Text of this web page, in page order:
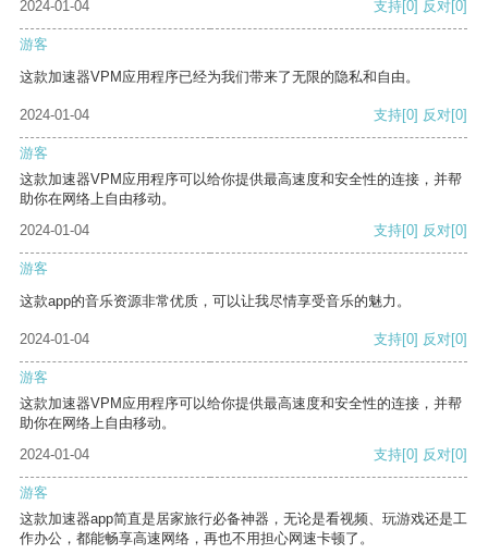
2024-01-04 支持[0] 反对[0]
游客
这款加速器VPM应用程序已经为我们带来了无限的隐私和自由。
2024-01-04 支持[0] 反对[0]
游客
这款加速器VPM应用程序可以给你提供最高速度和安全性的连接，并帮
助你在网络上自由移动。
2024-01-04
支持[0] 反对[0]
游客
这款app的音乐资源非常优质，可以让我尽情享受音乐的魅力。
2024-01-04 支持[0] 反对[0]
游客
这款加速器VPM应用程序可以给你提供最高速度和安全性的连接，并帮
助你在网络上自由移动。
2024-01-04
支持[0] 反对[0]
游客
这款加速器app简直是居家旅行必备神器，无论是看视频、玩游戏还是工
作办公，都能畅享高速网络，再也不用担心网速卡顿了。